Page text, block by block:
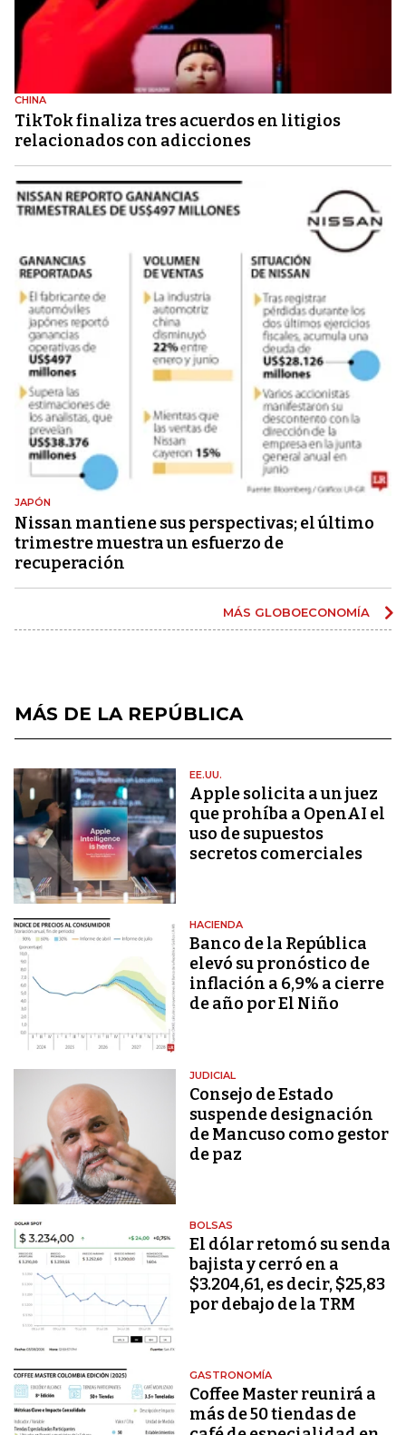
CHINA
TikTok finaliza tres acuerdos en litigios
relacionados con adicciones
JAPÓN
Nissan mantiene sus perspectivas; el último
trimestre muestra un esfuerzo de
recuperación
MÁS GLOBOECONOMÍA
MÁS DE LA REPÚBLICA
EE.UU.
Apple solicita a un juez
que prohíba a OpenAI el
uso de supuestos
secretos comerciales
HACIENDA
Banco de la República
elevó su pronóstico de
inflación a 6,9% a cierre
de año por El Niño
JUDICIAL
Consejo de Estado
suspende designación
de Mancuso como gestor
de paz
BOLSAS
El dólar retomó su senda
bajista y cerró en a
$3.204,61, es decir, $25,83
por debajo de la TRM
GASTRONOMÍA
Coffee Master reunirá a
más de 50 tiendas de